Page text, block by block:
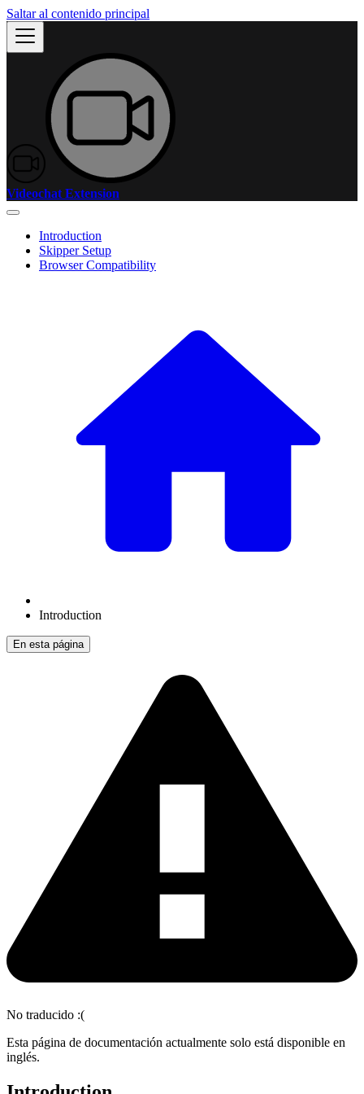
Saltar al contenido principal
Videochat Extension
Introduction
Skipper Setup
Browser Compatibility
Introduction
En esta página
No traducido :(
Esta página de documentación actualmente solo está disponible en
inglés.